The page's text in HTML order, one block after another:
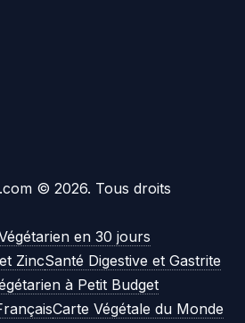
© 2026. Tous droits
en 30 jours
ZincSanté Digestive et Gastrite
à Petit Budget
Carte Végétale du Monde